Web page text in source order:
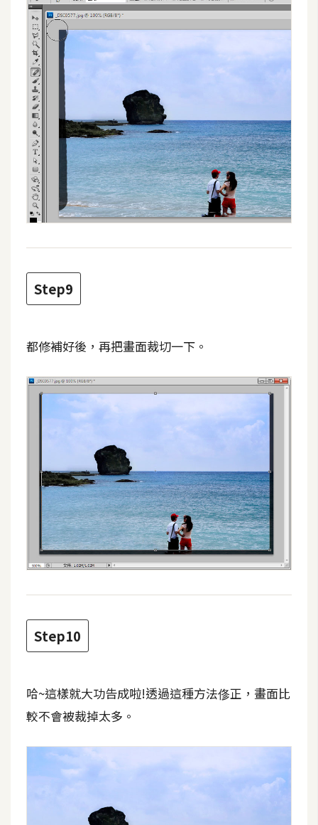
U
X
R
W
D
網
頁
後
端
P
H
c
e
r
器
定
資
源
免
示
免
費
型
Step9
都修補好後，再把畫面裁切一下。
Step10
哈~這樣就大功告成啦!透過這種方法俢正，畫面比
較不會被裁掉太多。